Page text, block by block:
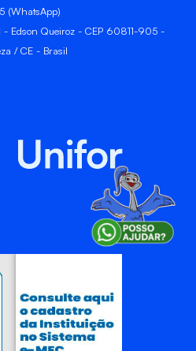
(WhatsApp)
- Edson Queiroz - CEP 60811-905 -
/ CE - Brasil